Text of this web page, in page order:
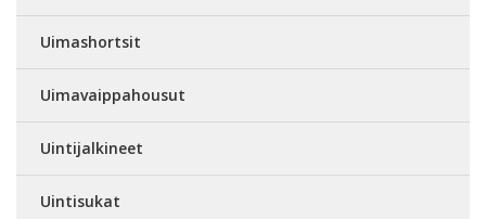
Uimashortsit
Uimavaippahousut
Uintijalkineet
Uintisukat